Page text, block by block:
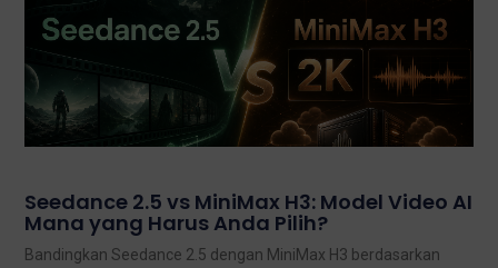
Seedance 2.5 vs MiniMax H3: Model Video AI
Mana yang Harus Anda Pilih?
Bandingkan Seedance 2.5 dengan MiniMax H3 berdasarkan